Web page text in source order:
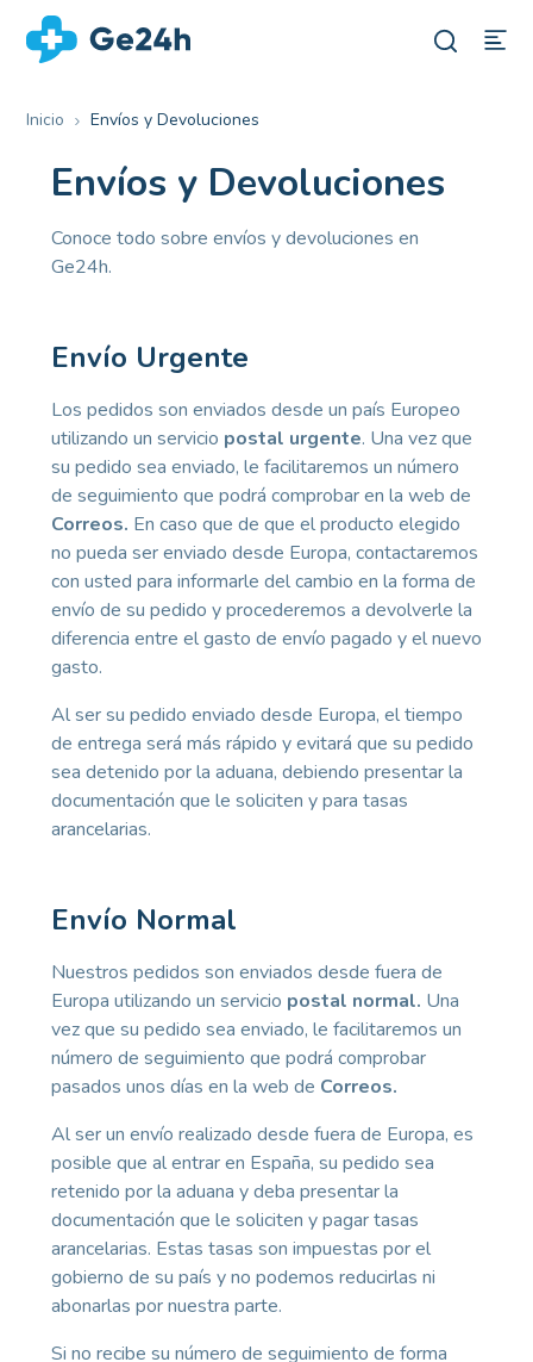
Inicio Envíos y Devoluciones
Envíos y Devoluciones
Conoce todo sobre envíos y devoluciones en
Ge24h.
Envío Urgente
Los pedidos son enviados desde un país Europeo
utilizando un servicio postal urgente. Una vez que
su pedido sea enviado, le facilitaremos un número
de seguimiento que podrá comprobar en la web de
Correos. En caso que de que el producto elegido
no pueda ser enviado desde Europa, contactaremos
con usted para informarle del cambio en la forma de
envío de su pedido y procederemos a devolverle la
diferencia entre el gasto de envío pagado y el nuevo
gasto.
Al ser su pedido enviado desde Europa, el tiempo
de entrega será más rápido y evitará que su pedido
sea detenido por la aduana, debiendo presentar la
documentación que le soliciten y para tasas
arancelarias.
Envío Normal
Nuestros pedidos son enviados desde fuera de
Europa utilizando un servicio postal normal. Una
vez que su pedido sea enviado, le facilitaremos un
número de seguimiento que podrá comprobar
pasados unos días en la web de Correos.
Al ser un envío realizado desde fuera de Europa, es
posible que al entrar en España, su pedido sea
retenido por la aduana y deba presentar la
documentación que le soliciten y pagar tasas
arancelarias. Estas tasas son impuestas por el
gobierno de su país y no podemos reducirlas ni
abonarlas por nuestra parte.
Si no recibe su número de seguimiento de forma